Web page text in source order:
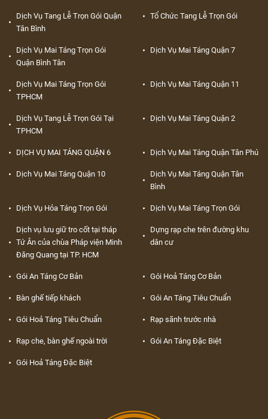
Dịch Vụ Tang Lễ Trọn Gói Quận
Tân Bình
Tổ Chức Tang Lễ Trọn Gói
Dịch Vụ Mai Táng Trọn Gói
Quận Bình Tân
Dịch Vụ Mai Táng Quận 7
Dịch Vụ Mai Táng Trọn Gói
TPHCM
Dịch Vụ Mai Táng Quận 11
Dịch Vụ Tang Lễ Trọn Gói Tại
TPHCM
Dịch Vụ Mai Táng Quận 2
DỊCH VỤ MAI TÁNG QUẬN 6 Dịch Vụ Mai Táng Quận Tân Phú
Dịch Vụ Mai Táng Quận 10
Dịch Vụ Mai Táng Quận Tân
Bình
Dịch Vụ Hỏa Táng Trọn Gói Dịch Vụ Mai Táng Trọn Gói
Dịch vụ lưu giữ tro cốt tại tháp
Tứ Ân của chùa Pháp viện Minh
Đăng Quang tại TP. HCM
Dựng rạp che trên đường khu
dân cư
Gói An Táng Cơ Bản Gói Hoả Táng Cơ Bản
Bàn ghế tiếp khách Gói An Táng Tiêu Chuẩn
Gói Hoả Táng Tiêu Chuẩn Rạp sãnh trước nhà
Rạp che, bàn ghế ngoài trời Gói An Táng Đặc Biệt
Gói Hoả Táng Đặc Biệt